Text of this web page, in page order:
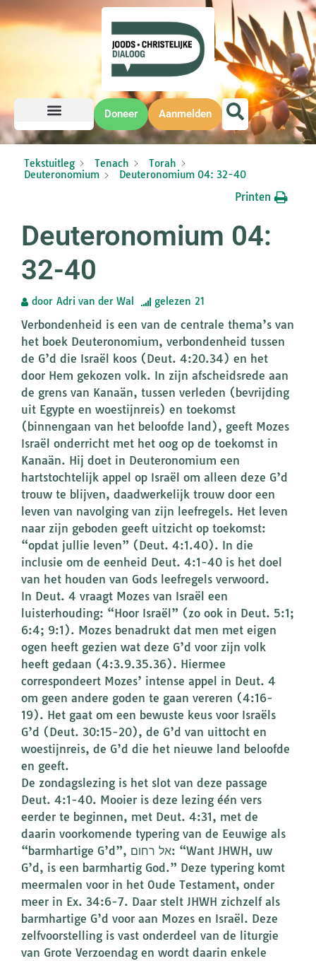
Doneer Aanmelden
Tekstuitleg Tenach
Torah
Deuteronomium
Deuteronomium 04: 32-40
Printen
Deuteronomium 04:
32-40
door Adri van der Wal gelezen 21
Verbondenheid is een van de centrale thema’s van
het boek Deuteronomium, verbondenheid tussen
de G’d die Israël koos (Deut. 4:20.34) en het
door Hem gekozen volk. In zijn afscheidsrede aan
de grens van Kanaän, tussen verleden (bevrijding
uit Egypte en woestijnreis) en toekomst
(binnengaan van het beloofde land), geeft Mozes
Israël onderricht met het oog op de toekomst in
Kanaän. Hij doet in Deuteronomium een
hartstochtelijk appel op Israël om alleen deze G’d
trouw te blijven, daadwerkelijk trouw door een
leven van navolging van zijn leefregels. Het leven
naar zijn geboden geeft uitzicht op toekomst:
“opdat jullie leven” (Deut. 4:1.40). In die
inclusie om de eenheid Deut. 4:1-40 is het doel
van het houden van Gods leefregels verwoord.
In Deut. 4 vraagt Mozes van Israël een
luisterhouding: “Hoor Israël” (zo ook in Deut. 5:1;
6:4; 9:1). Mozes benadrukt dat men met eigen
ogen heeft gezien wat deze G’d voor zijn volk
heeft gedaan (4:3.9.35.36). Hiermee
correspondeert Mozes’ intense appel in Deut. 4
om geen andere goden te gaan vereren (4:16-
19). Het gaat om een bewuste keus voor Israëls
G’d (Deut. 30:15-20), de G’d van uittocht en
woestijnreis, de G’d die het nieuwe land beloofde
en geeft.
De zondagslezing is het slot van deze passage
Deut. 4:1-40. Mooier is deze lezing één vers
eerder te beginnen, met Deut. 4:31, met de
daarin voorkomende typering van de Eeuwige als
“barmhartige G’d”, אל רחום: “Want JHWH, uw
G’d, is een barmhartig God.” Deze typering komt
meermalen voor in het Oude Testament, onder
meer in Ex. 34:6-7. Daar stelt JHWH zichzelf als
barmhartige G’d voor aan Mozes en Israël. Deze
zelfvoorstelling is vast onderdeel van de liturgie
van Grote Verzoendag en wordt daarin enkele